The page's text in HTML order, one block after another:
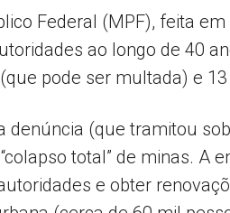
AL
Federal (MPF), feita
ao longo de 40
pode ser multada) e
denúncia (que tramitou
total” de minas. A
e obter